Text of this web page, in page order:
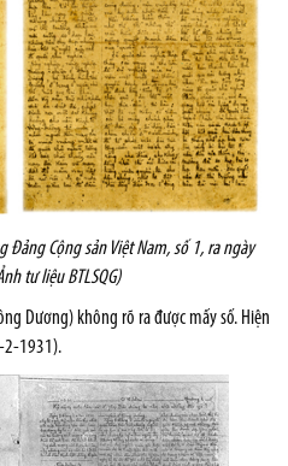
Đảng Cộng sản ViệtNam, số 1, ra ngày
tư liệu BTLSQG)
Dương) không rõ ra được mấy số. Hiện
2-1931).